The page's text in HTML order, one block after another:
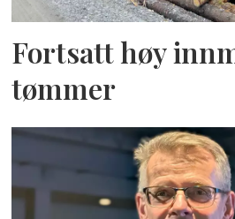
Fortsatt høy
tømmer